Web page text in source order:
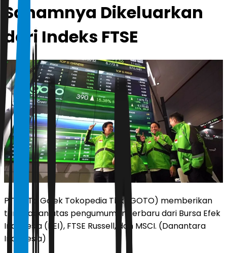
Sahamnya Dikeluarkan
dari Indeks FTSE
PT GoTo Gojek Tokopedia Tbk (GOTO) memberikan
tanggapan atas pengumuman terbaru dari Bursa Efek
Indonesia (BEI), FTSE Russell, dan MSCI. (Danantara
Indonesia)